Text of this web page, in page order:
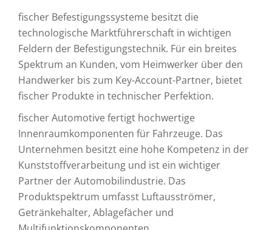
fischer Befestigungssysteme besitzt die
technologische Marktführerschaft in wichtigen
Feldern der Befestigungstechnik. Für ein breites
Spektrum an Kunden, vom Heimwerker über den
Handwerker bis zum Key-Account-Partner, bietet
fischer Produkte in technischer Perfektion.
fischer Automotive fertigt hochwertige
Innenraumkomponenten für Fahrzeuge. Das
Unternehmen besitzt eine hohe Kompetenz in der
Kunststoffverarbeitung und ist ein wichtiger
Partner der Automobilindustrie. Das
Produktspektrum umfasst Luftausströmer,
Getränkehalter, Ablagefächer und